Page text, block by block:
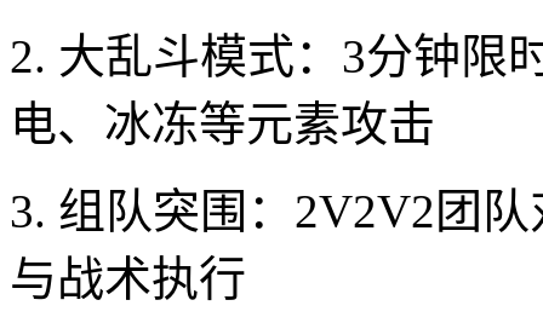
2. 大乱斗模式：3分钟限
电、冰冻等元素攻击
3. 组队突围：2V2V2团
与战术执行